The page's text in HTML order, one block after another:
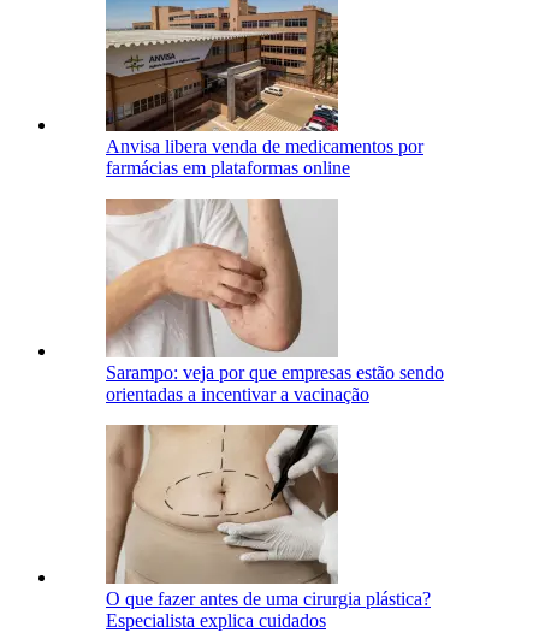
Anvisa libera venda de medicamentos por
farmácias em plataformas online
Sarampo: veja por que empresas estão sendo
orientadas a incentivar a vacinação
O que fazer antes de uma cirurgia plástica?
Especialista explica cuidados